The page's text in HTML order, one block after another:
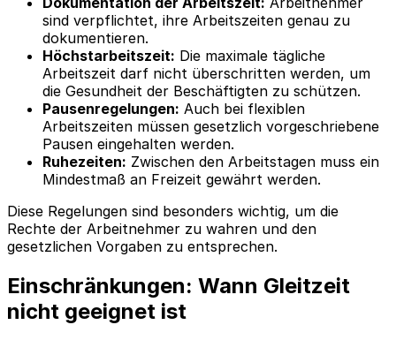
sind verpflichtet, ihre Arbeitszeiten genau zu
dokumentieren.
Höchstarbeitszeit: Die maximale tägliche
Arbeitszeit darf nicht überschritten werden, um
die Gesundheit der Beschäftigten zu schützen.
Pausenregelungen: Auch bei flexiblen
Arbeitszeiten müssen gesetzlich vorgeschriebene
Pausen eingehalten werden.
Ruhezeiten: Zwischen den Arbeitstagen muss ein
Mindestmaß an Freizeit gewährt werden.
Diese Regelungen sind besonders wichtig, um die
Rechte der Arbeitnehmer zu wahren und den
gesetzlichen Vorgaben zu entsprechen.
Einschränkungen: Wann Gleitzeit
nicht geeignet ist